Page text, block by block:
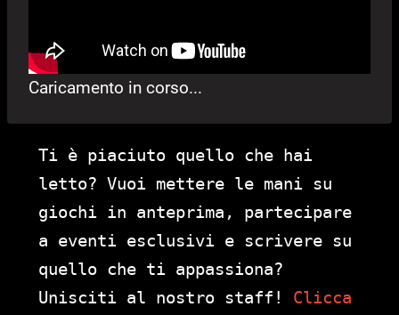
Caricamento in corso...
Ti è piaciuto quello che hai
letto? Vuoi mettere le mani su
giochi in anteprima, partecipare
a eventi esclusivi e scrivere su
quello che ti appassiona?
Unisciti al nostro staff! Clicca